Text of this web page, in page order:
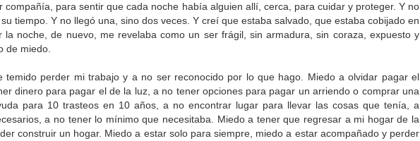
compañía, para sentir que cada noche había alguien allí, cerca, para cuidar y proteger. Y no
tiempo. Y no llegó una, sino dos veces. Y creí que estaba salvado, que estaba cobijado en
la noche, de nuevo, me revelaba como un ser frágil, sin armadura, sin coraza, expuesto y
de miedo.
temido perder mi trabajo y a no ser reconocido por lo que hago. Miedo a olvidar pagar el
dinero para pagar el de la luz, a no tener opciones para pagar un arriendo o comprar una
para 10 trasteos en 10 años, a no encontrar lugar para llevar las cosas que tenía, a
a no tener lo mínimo que necesitaba. Miedo a tener que regresar a mi hogar de la
construir un hogar. Miedo a estar solo para siempre, miedo a estar acompañado y perder
casa,
pasa.